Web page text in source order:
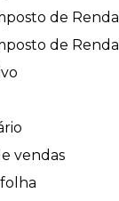
de Renda
de Renda
vendas